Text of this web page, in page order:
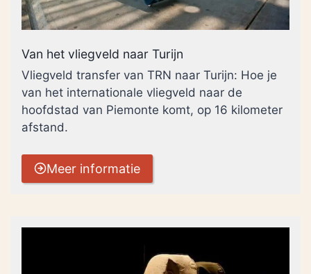
Van het vliegveld naar Turijn
Vliegveld transfer van TRN naar Turijn: Hoe je
van het internationale vliegveld naar de
hoofdstad van Piemonte komt, op 16 kilometer
afstand.
Meer informatie